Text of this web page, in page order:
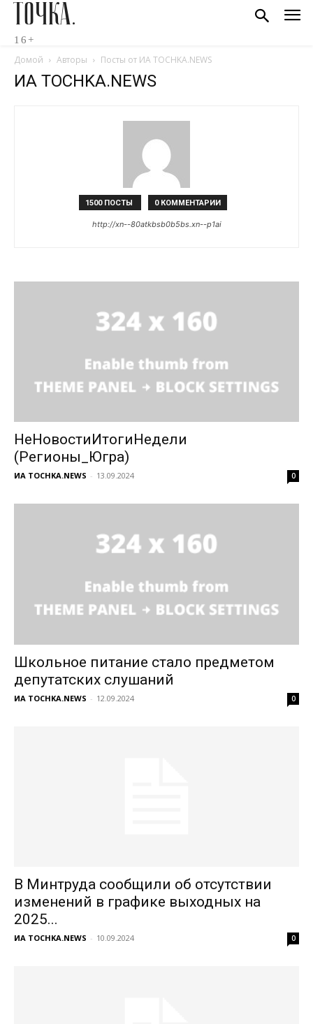
ТОЧКА.
16+
Домой Авторы Посты от ИА TOCHKA.NEWS
ИА TOCHKA.NEWS
1500 ПОСТЫ 0 КОММЕНТАРИИ
http://xn--80atkbsb0b5bs.xn--p1ai
НеНовостиИтогиНедели
(Регионы_Югра)
ИА TOCHKA.NEWS - 13.09.2024 0
Школьное питание стало предметом
депутатских слушаний
ИА TOCHKA.NEWS - 12.09.2024 0
В Минтруда сообщили об отсутствии
изменений в графике выходных на
2025...
ИА TOCHKA.NEWS - 10.09.2024 0